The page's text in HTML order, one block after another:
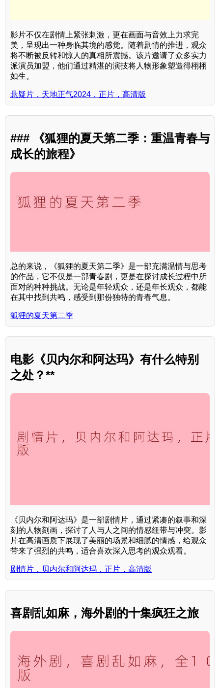
影片不仅在剧情上紧张刺激，更在画面与音效上力求完
美，呈现出一种身临其境的感觉。随着剧情的推进，观众
将不断被反转和惊人的真相所震撼。该片邀请了众多实力
派演员加盟，他们通过精湛的演技将人物形象塑造得栩栩
如生。
悬疑片，天地正气2024，正片，高清版
### 《狐狸的夏天第二季：重温青春与
成长的旅程》
总的来说，《狐狸的夏天第二季》是一部充满温情与思考
的作品，它不仅是一部青春剧，更是在探讨成长过程中所
面对的种种挑战。无论是年轻观众，还是年长观众，都能
在其中找到共鸣，感受到那份独特的青春气息。
狐狸的夏天第二季
电影《贝内尔和阿达玛》有什么特别
之处？**
《贝内尔和阿达玛》是一部剧情片，通过紧凑的叙事和深
刻的人物刻画，探讨了人与人之间的情感纽带与冲突。影
片在高清画质下展现了美丽的场景和细腻的情感，给观众
带来了强烈的共鸣，适合喜欢深入思考的观众观看。
剧情片，贝内尔和阿达玛，正片，高清版
喜剧乱如麻，海外剧的十集疯狂之旅